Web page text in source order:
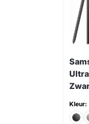
Kleur: